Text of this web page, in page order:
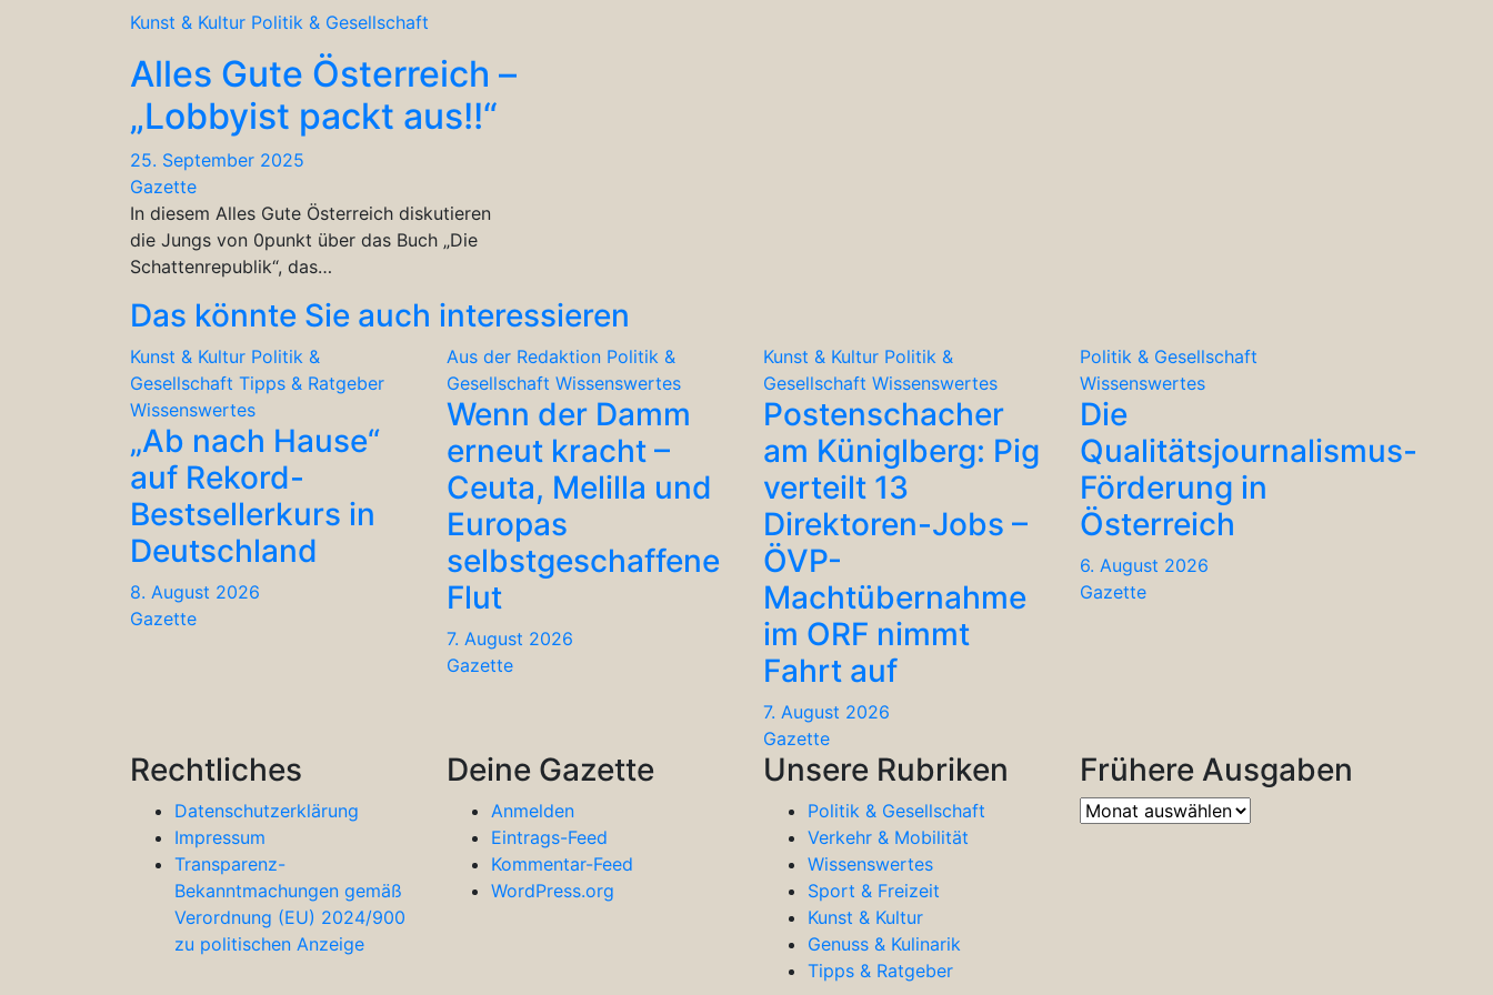
Kunst & Kultur Politik & Gesellschaft
Alles Gute Österreich –
„Lobbyist packt aus!!“
25. September 2025
Gazette
In diesem Alles Gute Österreich diskutieren
die Jungs von 0punkt über das Buch „Die
Schattenrepublik“, das…
Das könnte Sie auch interessieren
Kunst & Kultur Politik &
Gesellschaft Tipps & Ratgeber
Wissenswertes
„Ab nach Hause“
auf Rekord-
Bestsellerkurs in
Deutschland
8. August 2026
Gazette
Aus der Redaktion Politik &
Gesellschaft Wissenswertes
Wenn der Damm
erneut kracht –
Ceuta, Melilla und
Europas
selbstgeschaffene
Flut
7. August 2026
Gazette
Kunst & Kultur Politik &
Gesellschaft Wissenswertes
Postenschacher
am Küniglberg: Pig
verteilt 13
Direktoren-Jobs –
ÖVP-
Machtübernahme
im ORF nimmt
Fahrt auf
7. August 2026
Gazette
Politik & Gesellschaft
Wissenswertes
Die
Qualitätsjournalismus-
Förderung in
Österreich
6. August 2026
Gazette
Rechtliches
Datenschutzerklärung
Impressum
Transparenz-
Bekanntmachungen gemäß
Verordnung (EU) 2024/900
zu politischen Anzeige
Deine Gazette
Anmelden
Eintrags-Feed
Kommentar-Feed
WordPress.org
Unsere Rubriken
Politik & Gesellschaft
Verkehr & Mobilität
Wissenswertes
Sport & Freizeit
Kunst & Kultur
Genuss & Kulinarik
Tipps & Ratgeber
Frühere Ausgaben
Frühere